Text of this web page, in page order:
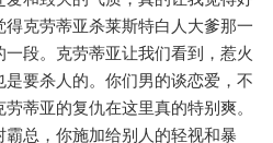
克劳蒂亚杀莱斯特白人大爹那一
段。克劳蒂亚让我们看到，惹火
要杀人的。你们男的谈恋爱，不
蒂亚的复仇在这里真的特别爽。
总，你施加给别人的轻视和暴